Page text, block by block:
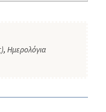
, Ημερολόγια